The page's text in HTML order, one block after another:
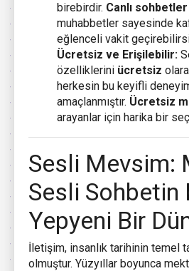
birebirdir. Canlı sohbetler
muhabbetler sayesinde
eğlenceli vakit
Ücretsiz ve Erişilebilir:
özelliklerini ücretsiz
herkesin bu keyifli
amaçlanmıştır. Ücretsiz
arayanlar için harika bir
Sesli Mevsim:
Sesli Sohbetin
Yepyeni Bir
İletişim, insanlık tarihinin temel
olmuştur. Yüzyıllar boyunca